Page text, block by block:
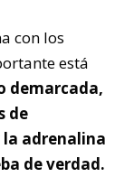
con los
está
demarcada,
de
adrenalina
de verdad.